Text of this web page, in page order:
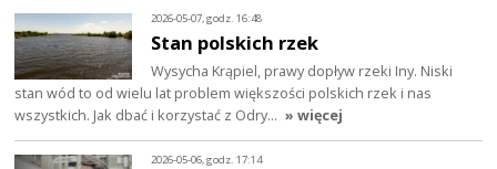
2026-05-07, godz. 16:48
Stan polskich rzek
Wysycha Krąpiel, prawy dopływ rzeki Iny. Niski
stan wód to od wielu lat problem większości polskich rzek i nas
wszystkich. Jak dbać i korzystać z Odry… » więcej
2026-05-06, godz. 17:14